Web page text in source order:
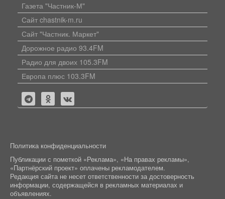
Газета "Частник-М"
Сайт chastnik-m.ru
Сайт "Частник. Маркет"
Дорожное радио 93.4FM
Радио для двоих 105.3FM
Европа плюс 103.3FM
Политика конфиденциальности
Публикации с пометкой «Реклама», «На правах рекламы»,
«Партнёрский проект» оплачены рекламодателем.
Редакция сайта не несет ответственности за достоверность
информации, содержащейся в рекламных материалах и
объявлениях.